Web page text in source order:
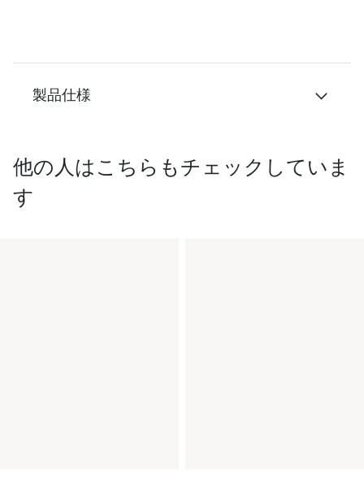
製品仕様
他の人はこちらもチェックしていま
す